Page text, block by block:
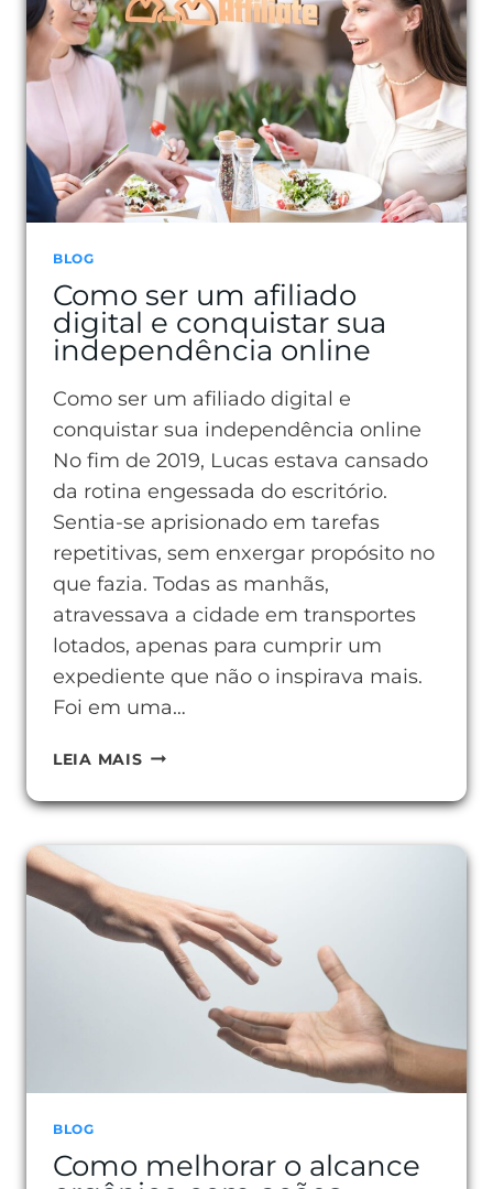
PARA
TOMAR
DECISÕES
MELHORES
BLOG
Como ser um afiliado
digital e conquistar sua
independência online
Como ser um afiliado digital e
conquistar sua independência online
No fim de 2019, Lucas estava cansado
da rotina engessada do escritório.
Sentia-se aprisionado em tarefas
repetitivas, sem enxergar propósito no
que fazia. Todas as manhãs,
atravessava a cidade em transportes
lotados, apenas para cumprir um
expediente que não o inspirava mais.
Foi em uma…
LEIA MAISCOMO
AFILIADO
E
CONQUISTAR
SUA
INDEPENDÊNCIA
BLOG
Como melhorar o alcance